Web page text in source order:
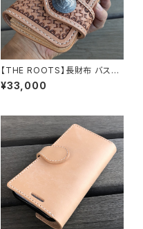
【THE ROOTS】長財布 バスケ
ットスタンプ レザーカービング
手縫い 本ヌメ革 バイカーズウォ
¥33,000